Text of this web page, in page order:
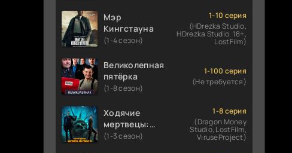
Мэр
Кингстауна
(1-4 сезон)
1-10 серия
(HDrezka Studio,
HDrezka Studio. 18+,
LostFilm)
Великолепная
пятёрка
(1-8 сезон)
1-100 серия
(Не требуется)
Ходячие
мертвецы:
Мертвый
(1-3 сезон)
1-8 серия
(Dragon Money
Studio, LostFilm,
ViruseProject)